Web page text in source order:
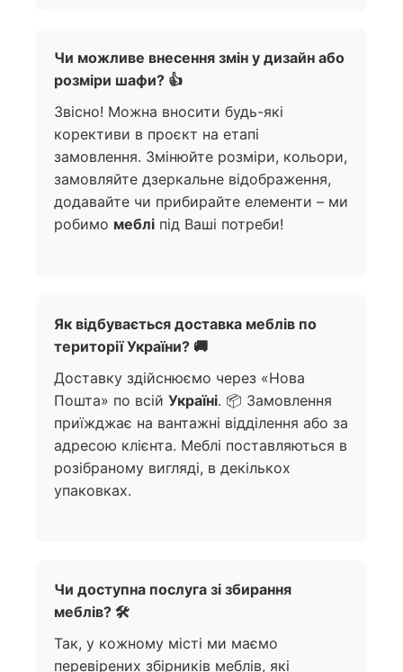
Чи можливе внесення змін у дизайн або
розміри шафи? 👍
Звісно! Можна вносити будь-які
корективи в проєкт на етапі
замовлення. Змінюйте розміри, кольори,
замовляйте дзеркальне відображення,
додавайте чи прибирайте елементи – ми
робимо меблі під Ваші потреби!
Як відбувається доставка меблів по
території України? 🚚
Доставку здійснюємо через «Нова
Пошта» по всій Україні. 📦 Замовлення
приїжджає на вантажні відділення або за
адресою клієнта. Меблі поставляються в
розібраному вигляді, в декількох
упаковках.
Чи доступна послуга зі збирання
меблів? 🛠️
Так, у кожному місті ми маємо
перевірених збірників меблів, які